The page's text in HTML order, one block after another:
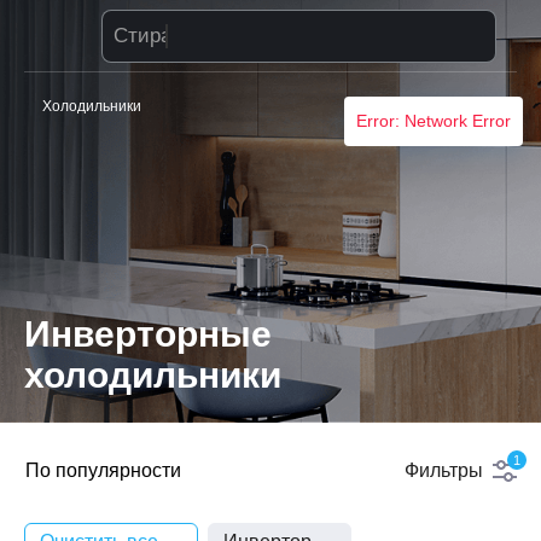
Стиральная машина
Холодильники
Инверторные
холодильники
По популярности Фильтры 1
Error: Network Error